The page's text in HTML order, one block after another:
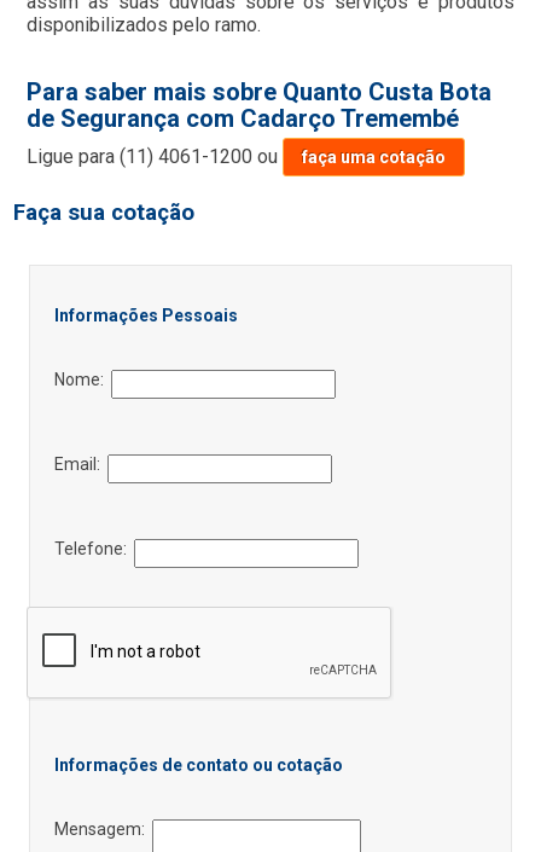
disponibilizados pelo ramo.
Para saber mais sobre Quanto Custa Bota
de Segurança com Cadarço Tremembé
Ligue para(11) 4061-1200 ou faça uma cotação
Faça sua cotação
Informações Pessoais
Nome:
Email:
Telefone:
Informações de contato ou cotação
Mensagem: